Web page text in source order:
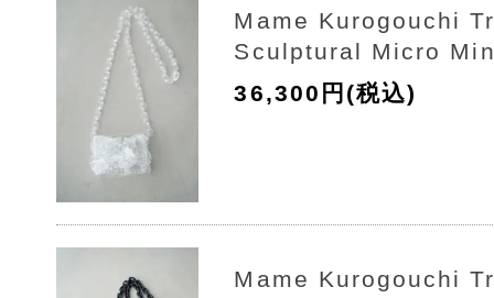
Mame Kurogouchi
Sculptural Micro
36,300円(税込)
Mame Kurogouchi